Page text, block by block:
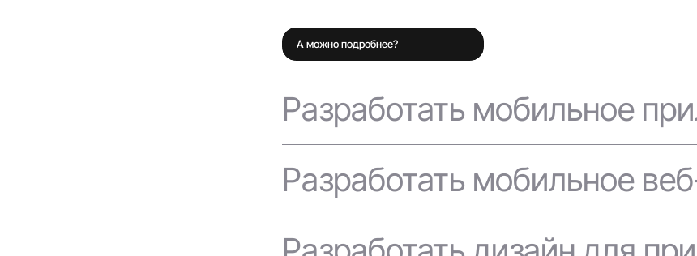
А можно подробнее?
Разработать мобильное
Разработать мобильное